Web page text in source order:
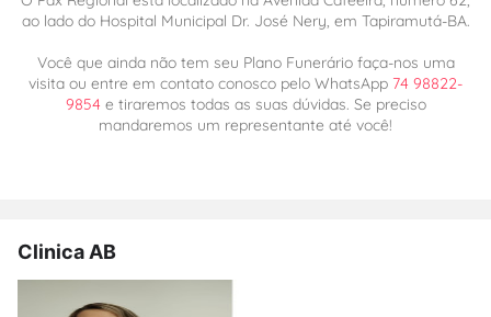
ao lado do Hospital Municipal Dr. José Nery, em Tapiramutá-BA.
Você que ainda não tem seu Plano Funerário faça-nos uma
visita ou entre em contato conosco pelo WhatsApp 74 98822-
9854 e tiraremos todas as suas dúvidas. Se preciso
mandaremos um representante até você!
Clinica AB